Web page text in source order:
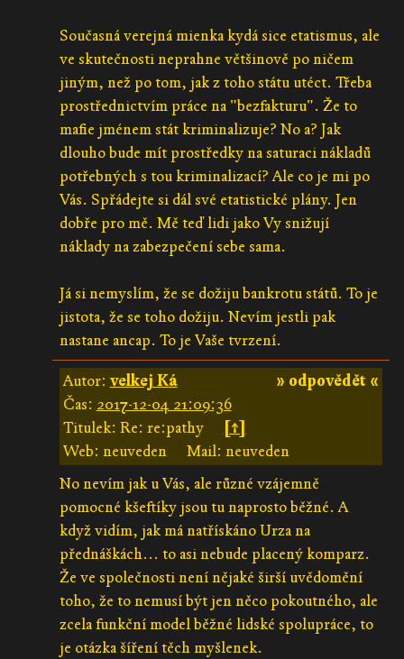
Současná verejná mienka kydá sice etatismus, ale
ve skutečnosti neprahne většinově po ničem
jiným, než po tom, jak z toho státu utéct. Třeba
prostřednictvím práce na "bezfakturu". Že to
mafie jménem stát kriminalizuje? No a? Jak
dlouho bude mít prostředky na saturaci nákladů
potřebných s tou kriminalizací? Ale co je mi po
Vás. Spřádejte si dál své etatistické plány. Jen
dobře pro mě. Mě teď lidi jako Vy snižují
náklady na zabezpečení sebe sama.
Já si nemyslím, že se dožiju bankrotu států. To je
jistota, že se toho dožiju. Nevím jestli pak
nastane ancap. To je Vaše tvrzení.
» odpovědět «
Autor: velkej Ká
Čas: 2017-12-04 21:09:36
Titulek: Re: re:pathy
[↑]
Web: neuveden
Mail: neuveden
No nevím jak u Vás, ale různé vzájemně
pomocné kšeftíky jsou tu naprosto běžné. A
když vidím, jak má natřískáno Urza na
přednáškách... to asi nebude placený komparz.
Že ve společnosti není nějaké širší uvědomění
toho, že to nemusí být jen něco pokoutného, ale
zcela funkční model běžné lidské spolupráce, to
je otázka šíření těch myšlenek.